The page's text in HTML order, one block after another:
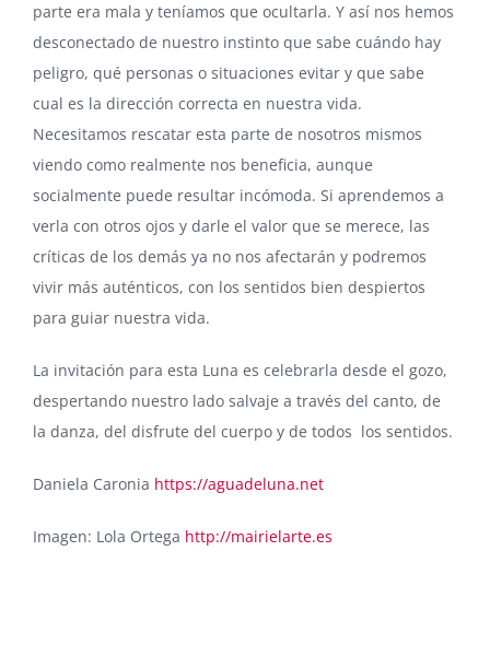
parte era mala y teníamos que ocultarla. Y así nos hemos
desconectado de nuestro instinto que sabe cuándo hay
peligro, qué personas o situaciones evitar y que sabe
cual es la dirección correcta en nuestra vida.
Necesitamos rescatar esta parte de nosotros mismos
viendo como realmente nos beneficia, aunque
socialmente puede resultar incómoda. Si aprendemos a
verla con otros ojos y darle el valor que se merece, las
críticas de los demás ya no nos afectarán y podremos
vivir más auténticos, con los sentidos bien despiertos
para guiar nuestra vida.
La invitación para esta Luna es celebrarla desde el gozo,
despertando nuestro lado salvaje a través del canto, de
la danza, del disfrute del cuerpo y de todos los sentidos.
Daniela Caronia https://aguadeluna.net
Imagen: Lola Ortega http://mairielarte.es